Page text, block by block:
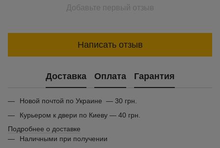
Добавьте первый отзыв
Написать отзыв
Доставка Оплата Гарантия
Новой почтой по Украине — 30 грн.
Курьером к двери по Киеву — 40 грн.
Подробнее о доставке
Наличными при получении